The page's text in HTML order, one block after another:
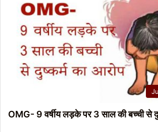
OMG- 9 वर्षीय लड़के पर 3 साल की बच्ची से